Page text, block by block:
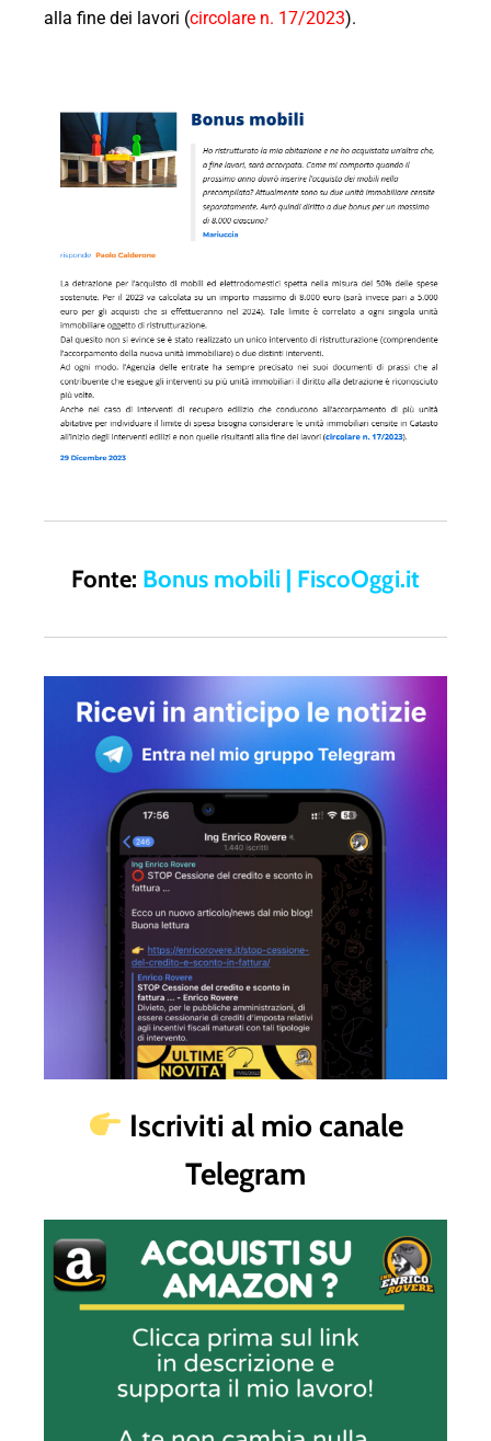
alla fine dei lavori (circolare n. 17/2023).
Fonte: Bonus mobili | FiscoOggi.it
Iscriviti al mio canale
Telegram